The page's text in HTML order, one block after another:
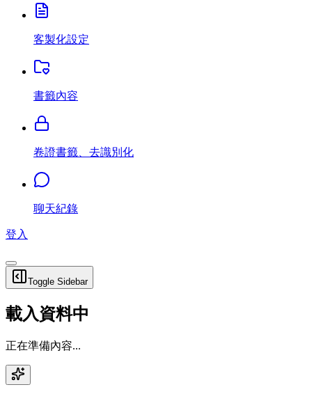
客製化設定
書籤內容
卷證書籤、去識別化
聊天紀錄
登入
Toggle Sidebar
載入資料中
正在準備內容...